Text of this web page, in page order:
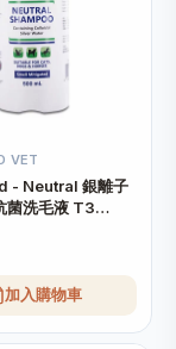
VET
- Neutral 銀離子
菌洗毛液 T3
加入購物車